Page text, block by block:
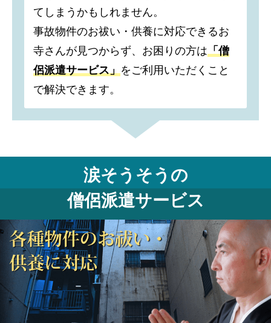
てしまうかもしれません。
事故物件のお祓い・供養に対応できるお
寺さんが見つからず、お困りの方は「僧
侶派遣サービス」をご利用いただくこと
で解決できます。
涙そうそうの
僧侶派遣サービス